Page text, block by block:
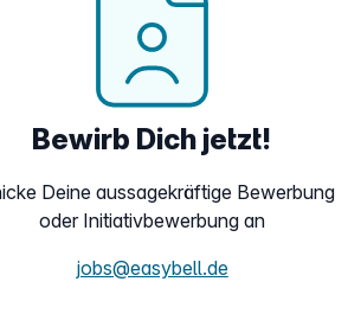
Bewirb Dich jetzt!
Deine aussagekräftige Bewerbung
oder Initiativbewerbung an
jobs@easybell.de